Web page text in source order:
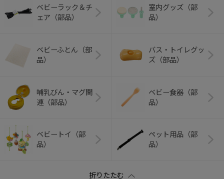
ベビーラック＆チ
ェア（部品）
室内グッズ（部
品）
ベビーふとん（部
品）
バス・トイレグッ
ズ（部品）
哺乳びん・マグ関
連（部品）
ベビー食器（部
品）
ベビートイ（部
品）
ペット用品（部
品）